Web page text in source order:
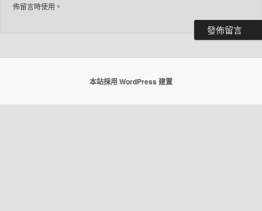
佈留言時使用。
本站採用 WordPress 建置